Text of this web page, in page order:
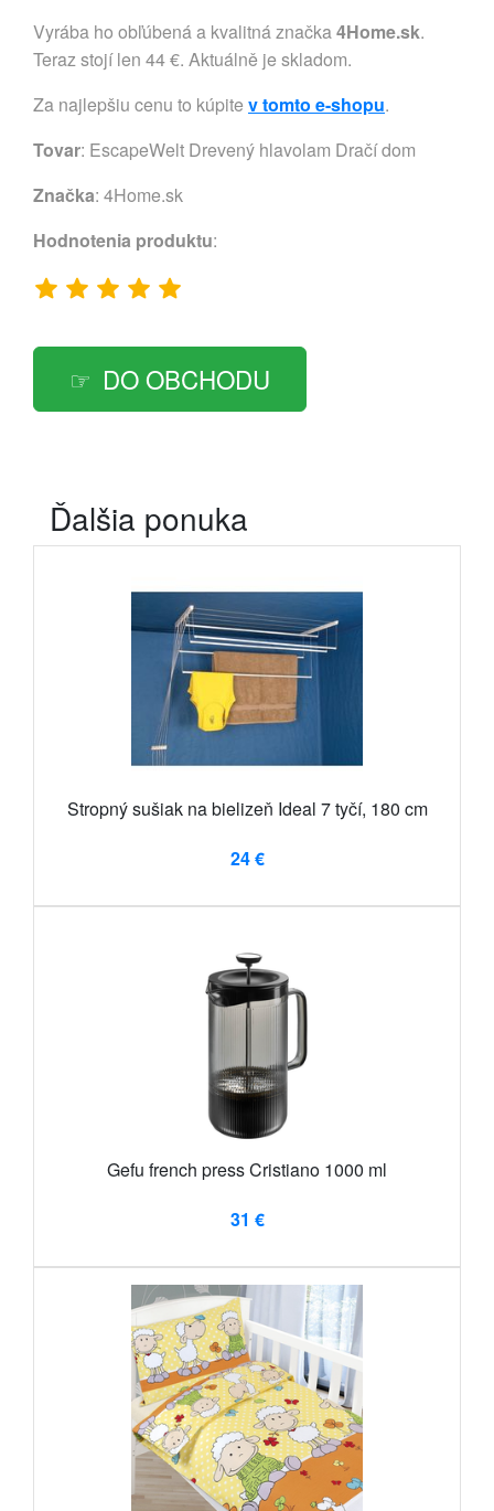
Vyrába ho obľúbená a kvalitná značka4Home.sk.
Teraz stojí len 44 €. Aktuálně je skladom.
Za najlepšiu cenu to kúpite v tomto e-shopu.
Tovar: EscapeWelt Drevený hlavolam Dračí dom
Značka: 4Home.sk
Hodnotenia produktu:
DO OBCHODU
Ďalšia ponuka
Stropný sušiak na bielizeň Ideal 7 tyčí, 180 cm
24 €
Gefu french press Cristiano 1000 ml
31 €